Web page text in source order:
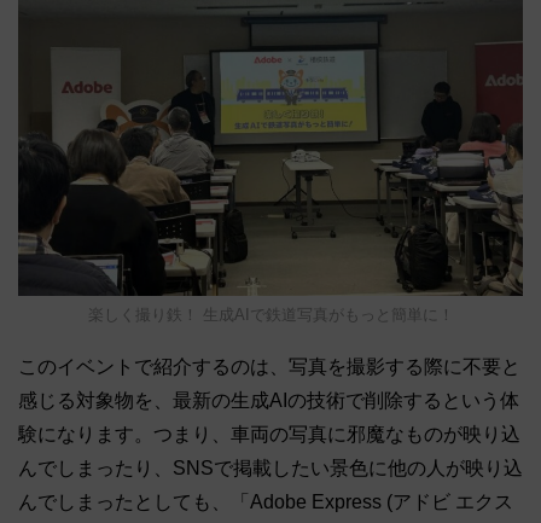
楽しく撮り鉄！ 生成AIで鉄道写真がもっと簡単に！
このイベントで紹介するのは、写真を撮影する際に不要と
感じる対象物を、最新の生成AIの技術で削除するという体
験になります。つまり、車両の写真に邪魔なものが映り込
んでしまったり、SNSで掲載したい景色に他の人が映り込
んでしまったとしても、「Adobe Express (アドビ エクス